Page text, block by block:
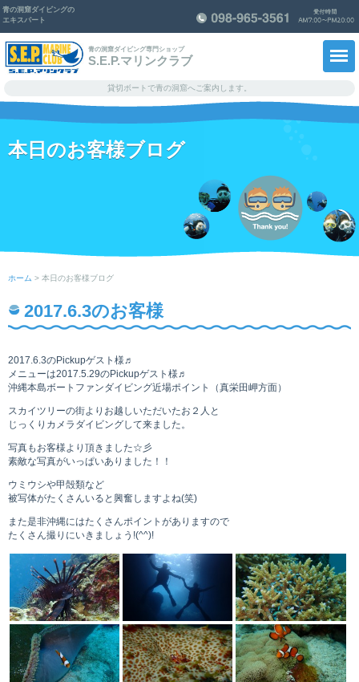
青の洞窟ダイビングの
エキスパート
青の洞窟ダイビング専門ショップ
S.E.P.マリンクラブ
貸切ボートで青の洞窟へご案内します。
メニュー料金・予約
お問い合わせ
本日のお客様ブログ
ホーム > 本日のお客様ブログ
2017.6.3のお客様
2017.6.3のPickupゲスト様♬
メニューは2017.5.29のPickupゲスト様♬
沖縄本島ボートファンダイビング近場ポイント（真栄田岬方面）
スカイツリーの街よりお越しいただいたお２人と
じっくりカメラダイビングして来ました。
写真もお客様より頂きました☆彡
素敵な写真がいっぱいありました！！
ウミウシや甲殻類など
被写体がたくさんいると興奮しますよね(笑)
また是非沖縄にはたくさんポイントがありますので
たくさん撮りにいきましょう!(^^)!